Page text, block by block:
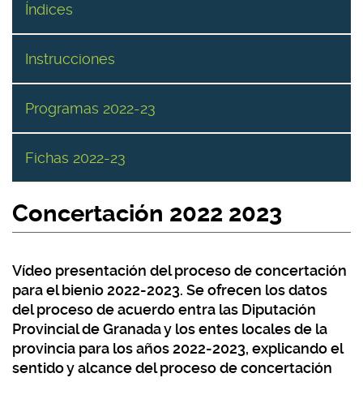
Índices
Instrucciones
Programas 2022-23
Fichas 2022-23
Concertación 2022 2023
Vídeo presentación del proceso de concertación
para el bienio 2022-2023. Se ofrecen los datos
del proceso de acuerdo entra las Diputación
Provincial de Granada y los entes locales de la
provincia para los años 2022-2023, explicando el
sentido y alcance del proceso de concertación